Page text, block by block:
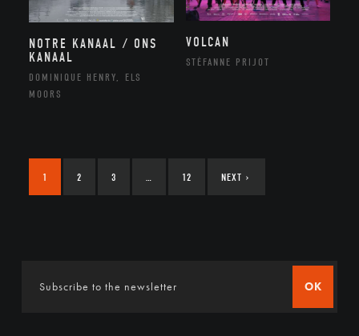
NOTRE KANAAL / ONS
KANAAL
DOMINIQUE HENRY, ELS
MOORS
VOLCAN
STÉFANNE PRIJOT
1 2 3 12 NEXT ›
OK